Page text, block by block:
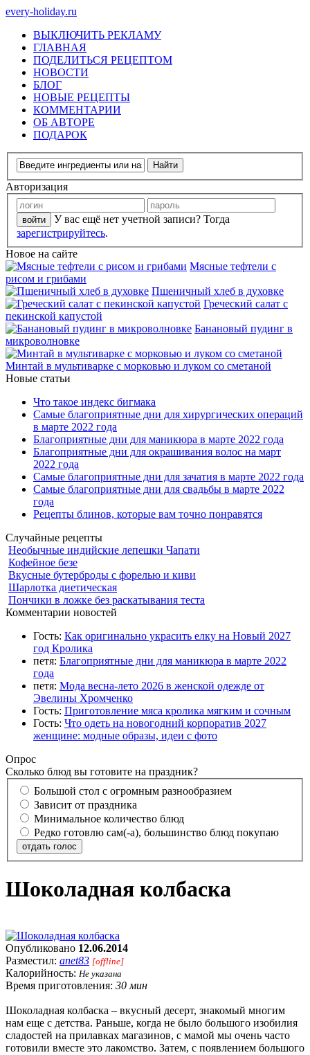
every-holiday.ru
ВЫКЛЮЧИТЬ РЕКЛАМУ
ГЛАВНАЯ
ПОДЕЛИТЬСЯ РЕЦЕПТОМ
НОВОСТИ
БЛОГ
НОВЫЕ РЕЦЕПТЫ
КОММЕНТАРИИ
ОБ АВТОРЕ
ПОДАРОК
Авторизация
У вас ещё нет учетной записи? Тогда
зарегистрируйтесь.
Новое на сайте
Мясные тефтели с
рисом и грибами
Пшеничный хлеб в духовке
Греческий салат с
пекинской капустой
Банановый пудинг в
микроволновке
Минтай в мультиварке с морковью и луком со сметаной
Новые статьи
Что такое индекс бигмака
Самые благоприятные дни для хирургических операций
в марте 2022 года
Благоприятные дни для маникюра в марте 2022 года
Благоприятные дни для окрашивания волос на март
2022 года
Самые благоприятные дни для зачатия в марте 2022 года
Самые благоприятные дни для свадьбы в марте 2022
года
Рецепты блинов, которые вам точно понравятся
Случайные рецепты
Необычные индийские лепешки Чапати
Кофейное безе
Вкусные бутерброды с форелью и киви
Шарлотка диетическая
Пончики в ложке без раскатывания теста
Комментарии новостей
Гость: Как оригинально украсить елку на Новый 2027
год Кролика
петя: Благоприятные дни для маникюра в марте 2022
года
петя: Мода весна-лето 2026 в женской одежде от
Эвелины Хромченко
Гость: Приготовление мяса кролика мягким и сочным
Гость: Что одеть на новогодний корпоратив 2027
женщине: модные образы, идеи с фото
Опрос
Сколько блюд вы готовите на праздник?
Большой стол с огромным разнообразием
Зависит от праздника
Минимальное количество блюд
Редко готовлю сам(-а), большинство блюд покупаю
отдать голос
Шоколадная колбаска
Опубликовано 12.06.2014
Разместил: anet83 [offline]
Калорийность: Не указана
Время приготовления: 30 мин
Шоколадная колбаска – вкусный десерт, знакомый многим
нам еще с детства. Раньше, когда не было большого изобилия
сладостей на прилавках магазинов, с мамой мы очень часто
готовили вместе это лакомство. Затем, с появлением большого